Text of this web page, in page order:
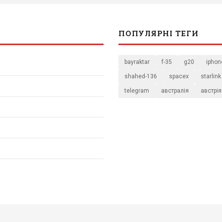
ПОПУЛЯРНІ ТЕГИ
bayraktar f-35 g20
shahed-136 spacex starlink
telegram австралія австрія